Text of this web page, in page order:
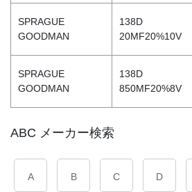
SPRAGUE
GOODMAN
138D
20MF20%10V
SPRAGUE
GOODMAN
138D
850MF20%8V
ABC メーカー検索
A B C D